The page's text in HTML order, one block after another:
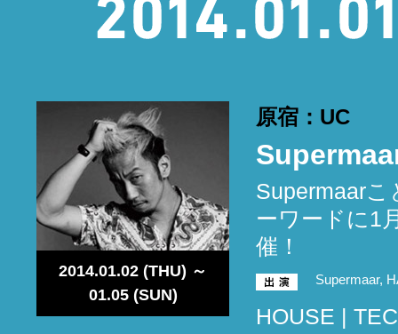
2014.01.02 (THU) ～
01.05 (SUN)
原宿：UC
Supermaar
ーワードに1
催！
Supermaar,
HOUSE |